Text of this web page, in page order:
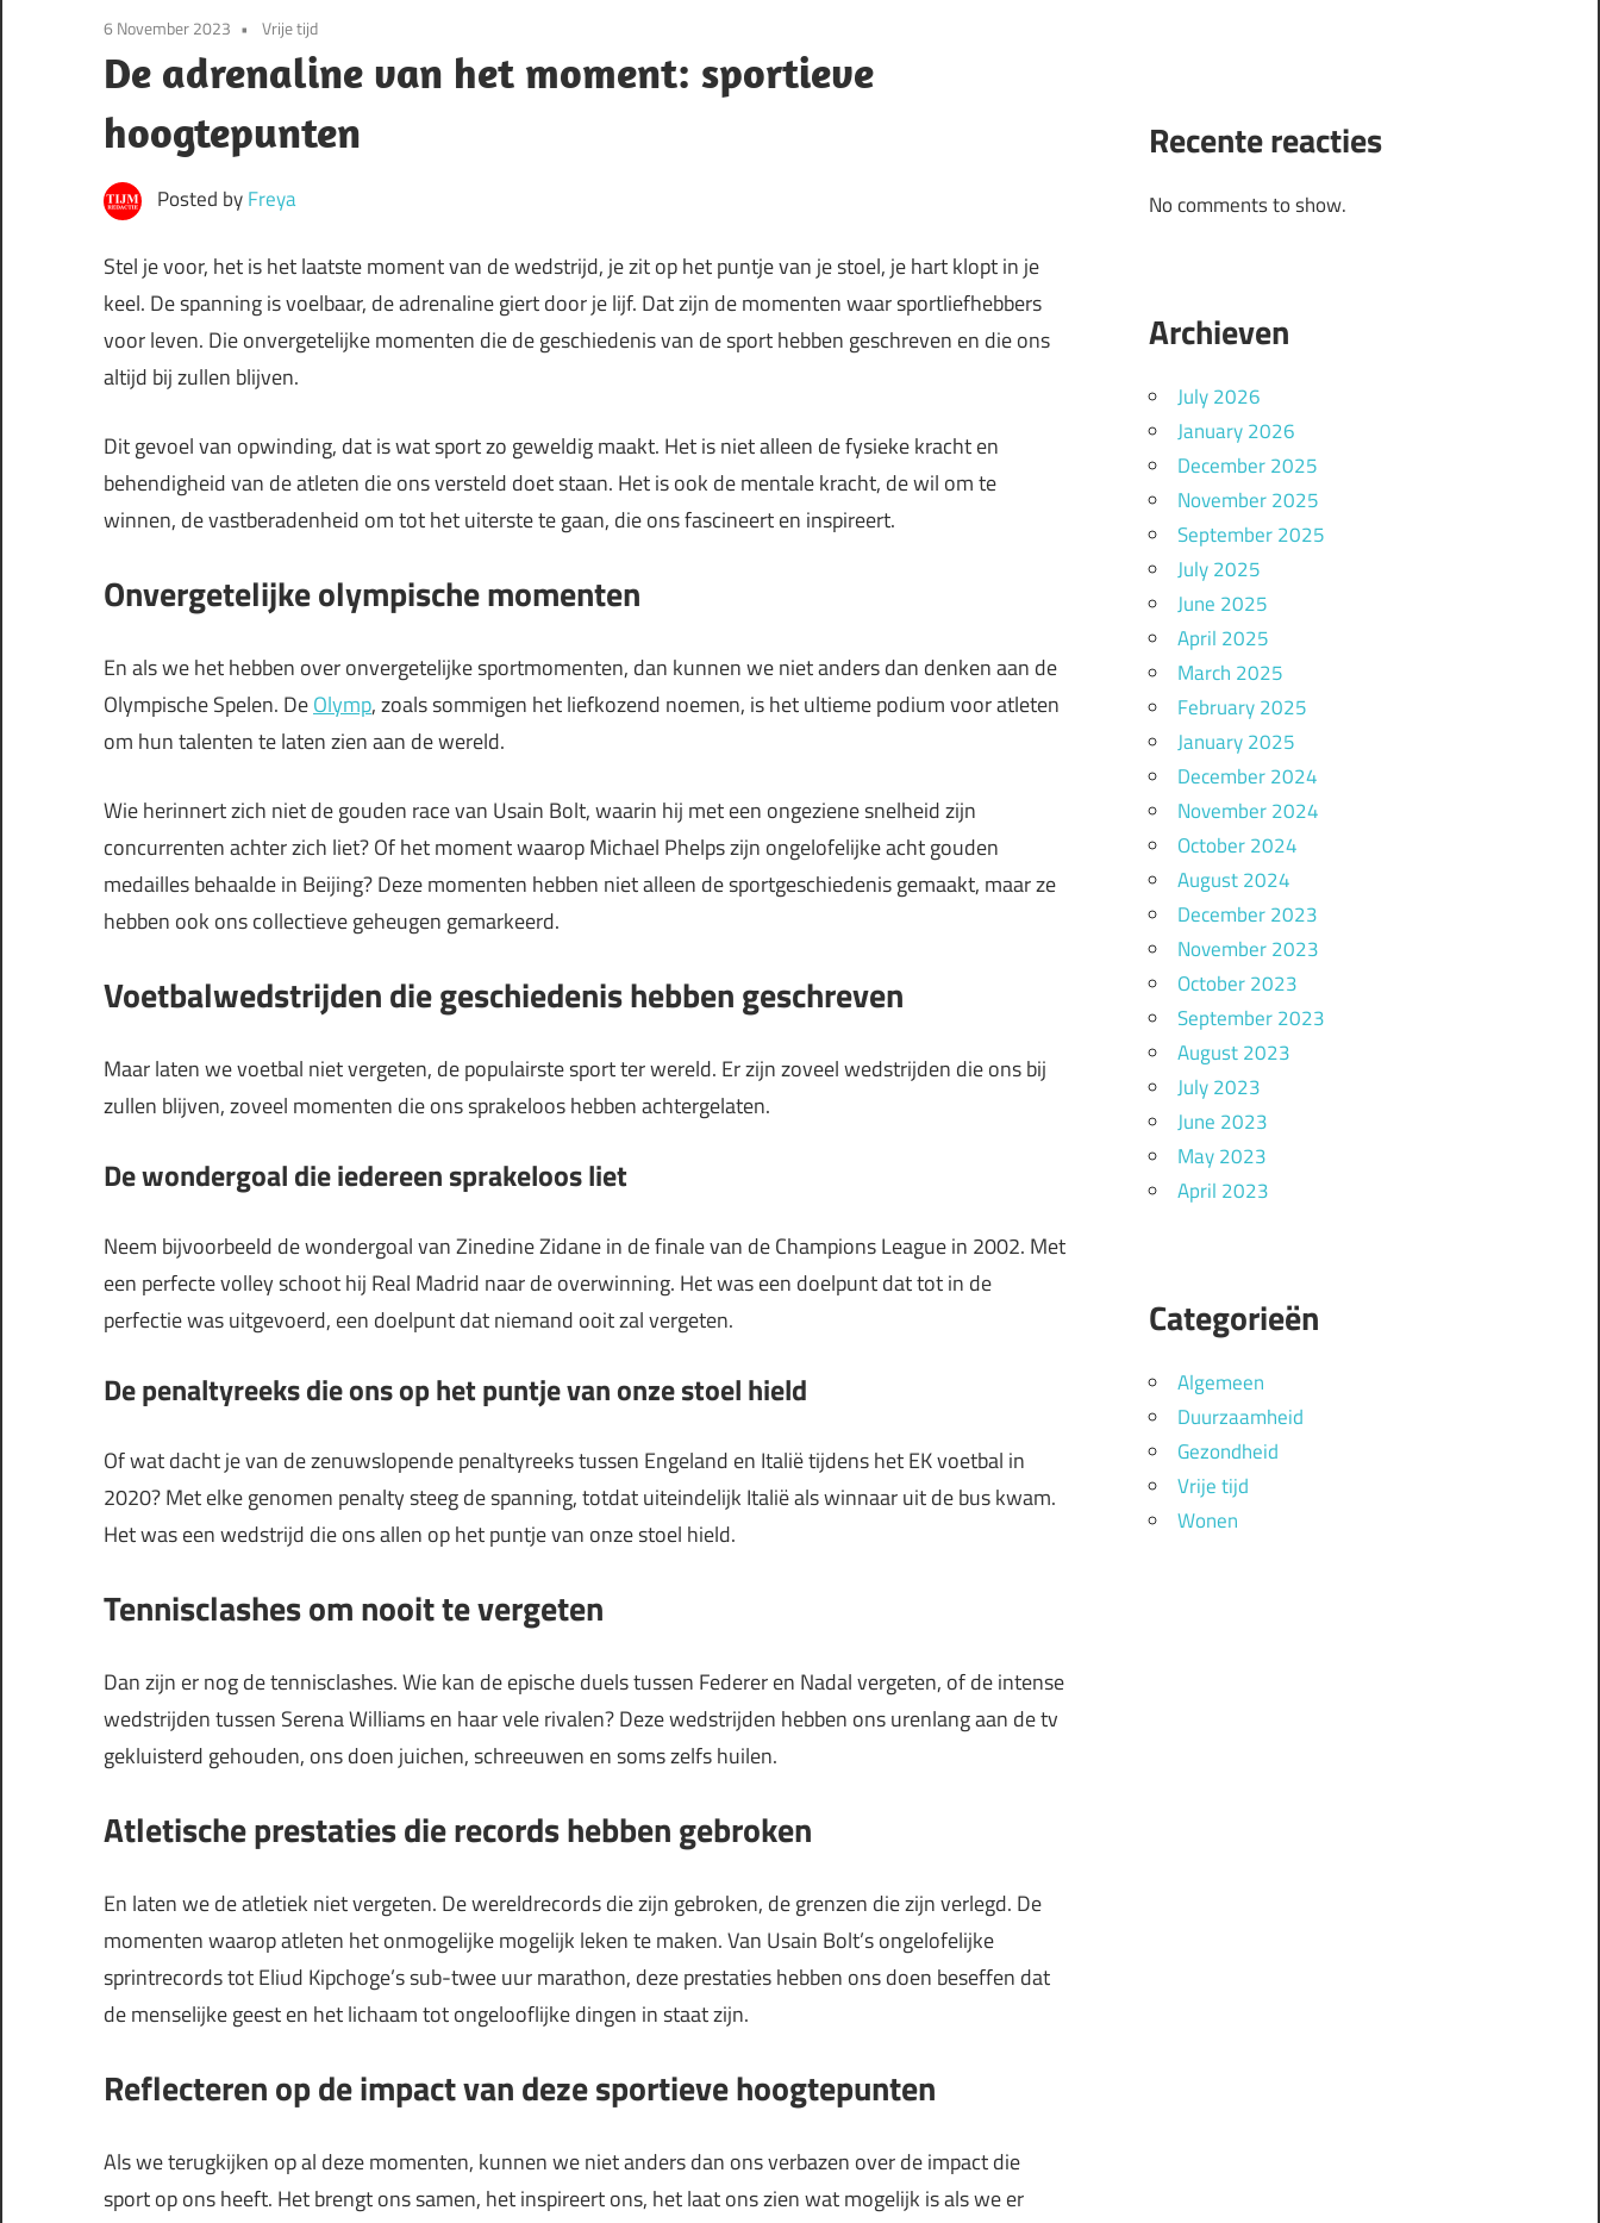
6 November 2023 Vrije tijd
De adrenaline van het moment: sportieve
hoogtepunten
Posted byFreya
Stel je voor, het is het laatste moment van de wedstrijd, je zit op het puntje van je stoel, je hart klopt in je
keel. De spanning is voelbaar, de adrenaline giert door je lijf. Dat zijn de momenten waar sportliefhebbers
voor leven. Die onvergetelijke momenten die de geschiedenis van de sport hebben geschreven en die ons
altijd bij zullen blijven.
Dit gevoel van opwinding, dat is wat sport zo geweldig maakt. Het is niet alleen de fysieke kracht en
behendigheid van de atleten die ons versteld doet staan. Het is ook de mentale kracht, de wil om te
winnen, de vastberadenheid om tot het uiterste te gaan, die ons fascineert en inspireert.
Onvergetelijke olympische momenten
En als we het hebben over onvergetelijke sportmomenten, dan kunnen we niet anders dan denken aan de
Olympische Spelen. DeOlymp, zoals sommigen het liefkozend noemen, is het ultieme podium voor atleten
om hun talenten te laten zien aan de wereld.
Wie herinnert zich niet de gouden race van Usain Bolt, waarin hij met een ongeziene snelheid zijn
concurrenten achter zich liet? Of het moment waarop Michael Phelps zijn ongelofelijke acht gouden
medailles behaalde in Beijing? Deze momenten hebben niet alleen de sportgeschiedenis gemaakt, maar ze
hebben ook ons collectieve geheugen gemarkeerd.
Voetbalwedstrijden die geschiedenis hebben geschreven
Maar laten we voetbal niet vergeten, de populairste sport ter wereld. Er zijn zoveel wedstrijden die ons bij
zullen blijven, zoveel momenten die ons sprakeloos hebben achtergelaten.
De wondergoal die iedereen sprakeloos liet
Neem bijvoorbeeld de wondergoal van Zinedine Zidane in de finale van de Champions League in 2002. Met
een perfecte volley schoot hij Real Madrid naar de overwinning. Het was een doelpunt dat tot in de
perfectie was uitgevoerd, een doelpunt dat niemand ooit zal vergeten.
De penaltyreeks die ons op het puntje van onze stoel hield
Of wat dacht je van de zenuwslopende penaltyreeks tussen Engeland en Italië tijdens het EK voetbal in
2020? Met elke genomen penalty steeg de spanning, totdat uiteindelijk Italië als winnaar uit de bus kwam.
Het was een wedstrijd die ons allen op het puntje van onze stoel hield.
Tennisclashes om nooit te vergeten
Dan zijn er nog de tennisclashes. Wie kan de epische duels tussen Federer en Nadal vergeten, of de intense
wedstrijden tussen Serena Williams en haar vele rivalen? Deze wedstrijden hebben ons urenlang aan de tv
gekluisterd gehouden, ons doen juichen, schreeuwen en soms zelfs huilen.
Atletische prestaties die records hebben gebroken
En laten we de atletiek niet vergeten. De wereldrecords die zijn gebroken, de grenzen die zijn verlegd. De
momenten waarop atleten het onmogelijke mogelijk leken te maken. Van Usain Bolt’s ongelofelijke
sprintrecords tot Eliud Kipchoge’s sub-twee uur marathon, deze prestaties hebben ons doen beseffen dat
de menselijke geest en het lichaam tot ongelooflijke dingen in staat zijn.
Reflecteren op de impact van deze sportieve hoogtepunten
Als we terugkijken op al deze momenten, kunnen we niet anders dan ons verbazen over de impact die
sport op ons heeft. Het brengt ons samen, het inspireert ons, het laat ons zien wat mogelijk is als we er
Recente reacties
No comments to show.
Archieven
July 2026
January 2026
December 2025
November 2025
September 2025
July 2025
June 2025
April 2025
March 2025
February 2025
January 2025
December 2024
November 2024
October 2024
August 2024
December 2023
November 2023
October 2023
September 2023
August 2023
July 2023
June 2023
May 2023
April 2023
Categorieën
Algemeen
Duurzaamheid
Gezondheid
Vrije tijd
Wonen